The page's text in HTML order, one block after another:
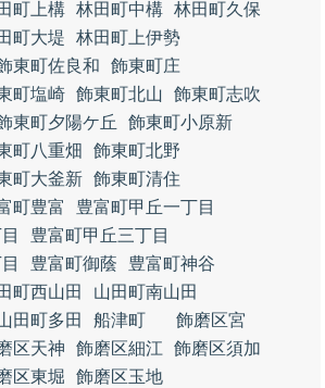
町上構 林田町中構 林田町久保
町大堤
林田町上伊勢
東町佐良和
飾東町庄
町塩崎 飾東町北山
飾東町志吹
東町夕陽ケ丘
飾東町小原新
町八重畑
飾東町北野
町大釜新 飾東町清住
町豊富
豊富町甲丘一丁目
豊富町甲丘三丁目
豊富町御蔭
豊富町神谷
町西山田
山田町南山田
田町多田 船津町
飾磨区宮
区天神 飾磨区細江
飾磨区須加
区東堀 飾磨区玉地